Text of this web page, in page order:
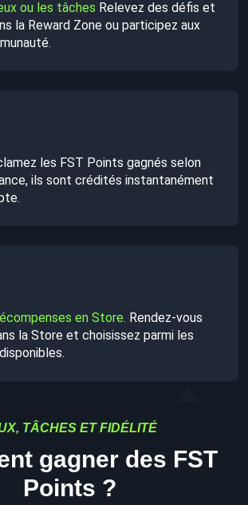
ou les tâches Relevez des défis et
la Reward Zone ou participez aux
les FST Points gagnés selon
ils sont crédités instantanément
en Store. Rendez-vous
la Store et choisissez parmi les
TÂCHES ET FIDÉLITÉ
gagner des FST
Points ?